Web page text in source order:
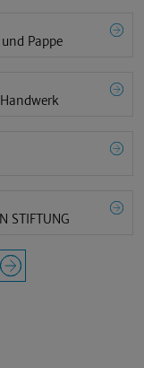
Pappe
STIFTUNG